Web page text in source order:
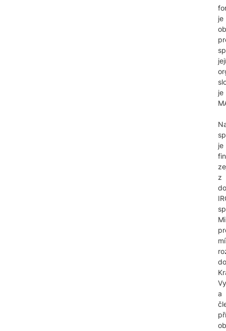
je
je
je
z
a